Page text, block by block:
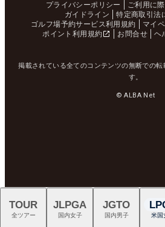
プライバシーポリシー
ご利用に
ガイドライン
特定商取引法
ゴルフ場予約サービス利用規約
マイ
ポイント利用規約
お問合せ ヘ
掲載されている全てのコンテンツの無断での
す。
© ALBA Net
TOUR
全ツアー
JLPGA
国内女子
JGTO
国内男子 米国